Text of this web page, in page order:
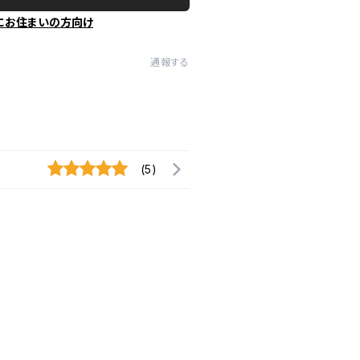
お住まいの方向け
通報する
(5)